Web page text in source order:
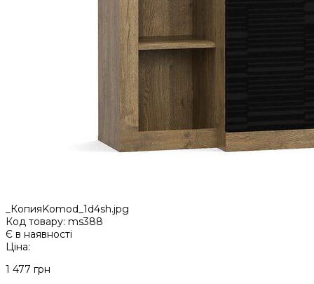
_КопияKomod_1d4sh.jpg
Код товару: ms388
Є в наявності
Ціна:
1 477 грн